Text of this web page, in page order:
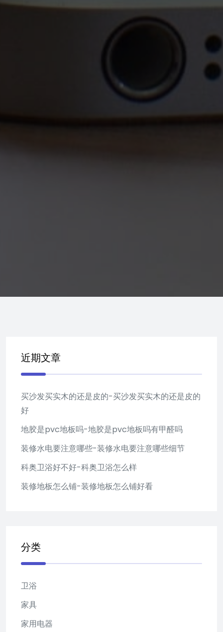
近期文章
买沙发买实木的还是皮的-买沙发买实木的还是皮的
好
地胶是pvc地板吗-地胶是pvc地板吗有甲醛吗
装修水电要注意哪些-装修水电要注意哪些细节
科奥卫浴好不好-科奥卫浴怎么样
装修地板怎么铺-装修地板怎么铺好看
分类
卫浴
家具
家用电器